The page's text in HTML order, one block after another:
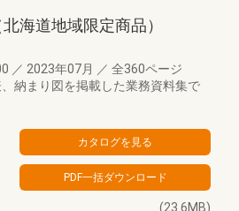
海道地域限定商品）
／ 2023年07月 ／ 全360ページ
納まり図を掲載した業務資料集で
(23.6MB)